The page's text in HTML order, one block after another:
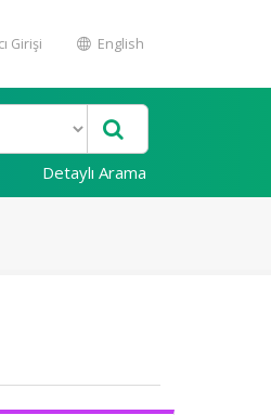
Girişi English
Detaylı Arama